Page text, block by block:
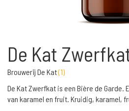
De Kat
Brouwerij De Kat(1)
De Kat Zwerfkat is een Bière de Garde.
van karamel en fruit. Kruidig, karamel,